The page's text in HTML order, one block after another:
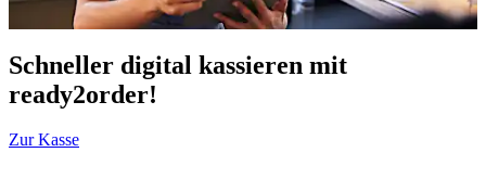
Schneller digital kassieren mit
ready2order!
Zur Kasse